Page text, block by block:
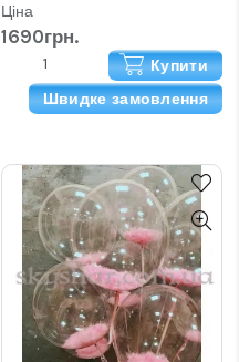
Ціна
1690грн.
Купити
Швидке замовлення